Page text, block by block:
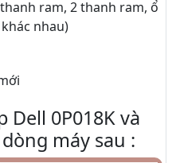
ram, 2 thanh ram, ổ
nhau)
Dell 0P018K và
máy sau :